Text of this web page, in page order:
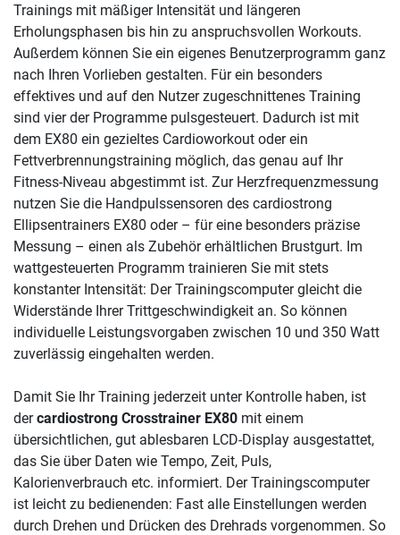
Trainings mit mäßiger Intensität und längeren
Erholungsphasen bis hin zu anspruchsvollen Workouts.
Außerdem können Sie ein eigenes Benutzerprogramm ganz
nach Ihren Vorlieben gestalten. Für ein besonders
effektives und auf den Nutzer zugeschnittenes Training
sind vier der Programme pulsgesteuert. Dadurch ist mit
dem EX80 ein gezieltes Cardioworkout oder ein
Fettverbrennungstraining möglich, das genau auf Ihr
Fitness-Niveau abgestimmt ist. Zur Herzfrequenzmessung
nutzen Sie die Handpulssensoren des cardiostrong
Ellipsentrainers EX80 oder – für eine besonders präzise
Messung – einen als Zubehör erhältlichen Brustgurt. Im
wattgesteuerten Programm trainieren Sie mit stets
konstanter Intensität: Der Trainingscomputer gleicht die
Widerstände Ihrer Trittgeschwindigkeit an. So können
individuelle Leistungsvorgaben zwischen 10 und 350 Watt
zuverlässig eingehalten werden.
Damit Sie Ihr Training jederzeit unter Kontrolle haben, ist
dercardiostrong Crosstrainer EX80 mit einem
übersichtlichen, gut ablesbaren LCD-Display ausgestattet,
das Sie über Daten wie Tempo, Zeit, Puls,
Kalorienverbrauch etc. informiert. Der Trainingscomputer
ist leicht zu bedienenden: Fast alle Einstellungen werden
durch Drehen und Drücken des Drehrads vorgenommen. So